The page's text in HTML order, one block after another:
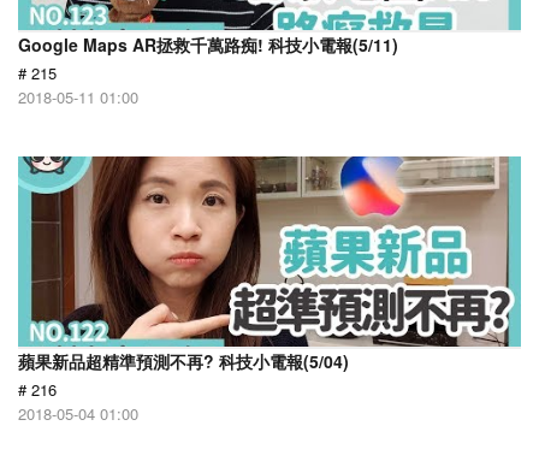
Google Maps AR拯救千萬路痴! 科技小電報(5/11)
# 215
2018-05-11 01:00
蘋果新品超精準預測不再? 科技小電報(5/04)
# 216
2018-05-04 01:00